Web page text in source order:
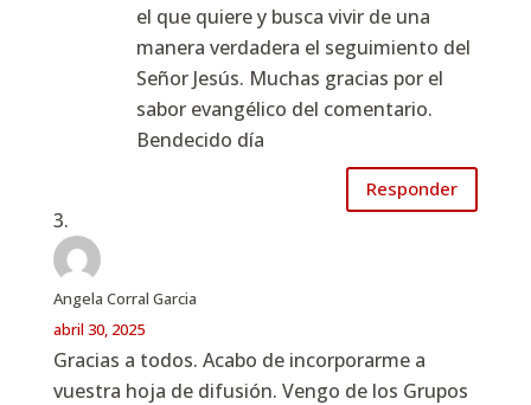
el que quiere y busca vivir de una
manera verdadera el seguimiento del
Señor Jesús. Muchas gracias por el
sabor evangélico del comentario.
Bendecido día
Responder
Angela Corral Garcia
abril 30, 2025
Gracias a todos. Acabo de incorporarme a
vuestra hoja de difusión. Vengo de los Grupos